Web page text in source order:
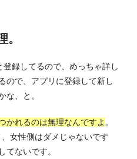
。
録してるので、めっちゃ詳し
ので、アプリに登録して新し
な、と。
かれるのは無理なんですよ 。
女性側はダメじゃないです
てないです。